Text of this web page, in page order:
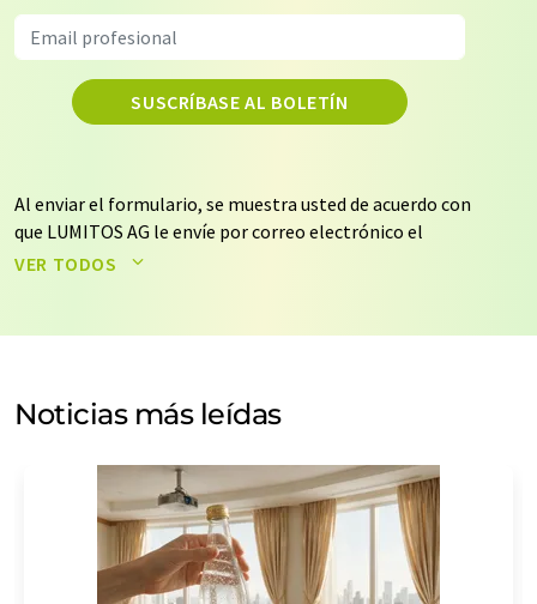
SUSCRÍBASE AL BOLETÍN
Al enviar el formulario, se muestra usted de acuerdo con
que LUMITOS AG le envíe por correo electrónico el
boletín o boletines seleccionados anteriormente. Sus
de nuestrapolítica de protección de datos. LUMITOS
electrónico a efectos publicitarios o de investigación de
mercado y opinión. Puede revocar en todo momento su
de indicar los motivos informando por correo postal a
LUMITOS AG, Ernst-Augustin-Str. 2, 12489 Berlín
(Alemania) o por correo electrónico a
revoke@lumitos.com. Además, en cada correo
electrónico se incluye un enlace para anular la
VER TODOS
Noticias más leídas